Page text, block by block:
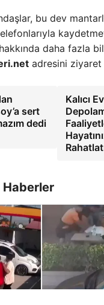
bu dev
daha fazla
adresini ziyaret
sert
dedi
Kalıcı
Haberler